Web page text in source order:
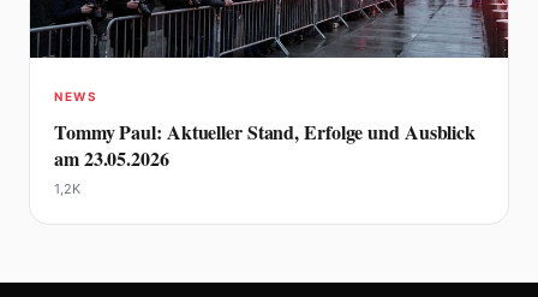
NEWS
Tommy Paul: Aktueller Stand, Erfolge und Ausblick
am 23.05.2026
1,2K